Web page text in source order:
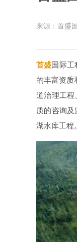
来源：首盛
首盛国际工
的丰富资质
道治理工程
质的咨询
湖水库工程。